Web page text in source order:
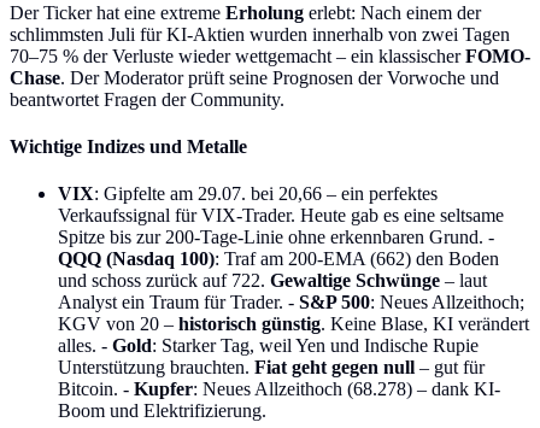
Der Ticker hat eine extreme Erholung erlebt: Nach einem der
schlimmsten Juli für KI-Aktien wurden innerhalb von zwei Tagen
70–75 % der Verluste wieder wettgemacht – ein klassischerFOMO-
Chase. Der Moderator prüft seine Prognosen der Vorwoche und
beantwortet Fragen der Community.
Wichtige Indizes und Metalle
VIX: Gipfelte am 29.07. bei 20,66 – ein perfektes
Verkaufssignal für VIX-Trader. Heute gab es eine seltsame
Spitze bis zur 200-Tage-Linie ohne erkennbaren Grund. -
QQQ (Nasdaq 100): Traf am 200-EMA (662) den Boden
und schoss zurück auf 722. Gewaltige Schwünge – laut
Analyst ein Traum für Trader. - S&P 500: Neues Allzeithoch;
KGV von 20 – historisch günstig. Keine Blase, KI verändert
alles. - Gold: Starker Tag, weil Yen und Indische Rupie
Unterstützung brauchten. Fiat geht gegen null – gut für
Bitcoin. - Kupfer: Neues Allzeithoch (68.278) – dank KI-
Boom und Elektrifizierung.